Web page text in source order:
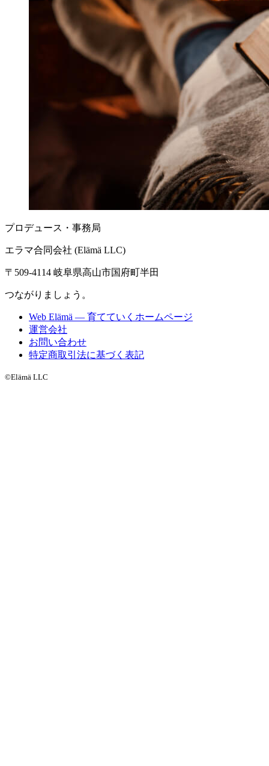
プロデュース・事務局
エラマ合同会社 (Elämä LLC)
〒509-4114 岐阜県高山市国府町半田
つながりましょう。
Web Elämä — 育てていくホームページ
運営会社
お問い合わせ
特定商取引法に基づく表記
©Elämä LLC